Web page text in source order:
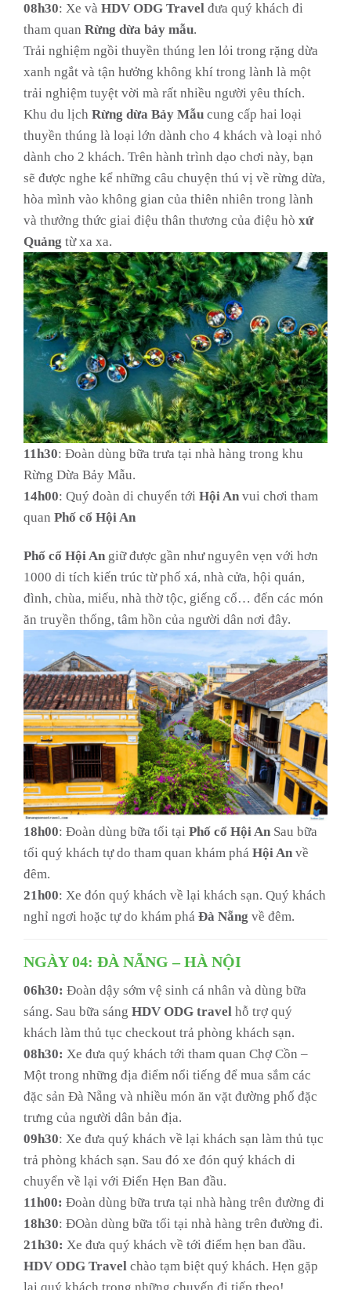
08h30: Xe và HDV ODG Travel đưa quý khách đi
tham quan Rừng dừa bảy mẫu.
Trải nghiệm ngồi thuyền thúng len lỏi trong rặng dừa
xanh ngắt và tận hưởng không khí trong lành là một
trải nghiệm tuyệt vời mà rất nhiều người yêu thích.
Khu du lịch Rừng dừa Bảy Mẫu cung cấp hai loại
thuyền thúng là loại lớn dành cho 4 khách và loại nhỏ
dành cho 2 khách. Trên hành trình dạo chơi này, bạn
sẽ được nghe kể những câu chuyện thú vị về rừng dừa,
hòa mình vào không gian của thiên nhiên trong lành
và thưởng thức giai điệu thân thương của điệu hò xứ
Quảng từ xa xa.
11h30: Đoàn dùng bữa trưa tại nhà hàng trong khu
Rừng Dừa Bảy Mẫu.
14h00: Quý đoàn di chuyển tới Hội An vui chơi tham
quan Phố cổ Hội An
Phố cổ Hội An giữ được gần như nguyên vẹn với hơn
1000 di tích kiến trúc từ phố xá, nhà cửa, hội quán,
đình, chùa, miếu, nhà thờ tộc, giếng cổ… đến các món
ăn truyền thống, tâm hồn của người dân nơi đây.
18h00: Đoàn dùng bữa tối tại Phố cổ Hội An Sau bữa
tối quý khách tự do tham quan khám phá Hội An về
đêm.
21h00: Xe đón quý khách về lại khách sạn. Quý khách
nghỉ ngơi hoặc tự do khám phá Đà Nẵng về đêm.
NGÀY 04: ĐÀ NẴNG – HÀ NỘI
06h30: Đoàn dậy sớm vệ sinh cá nhân và dùng bữa
sáng. Sau bữa sáng HDV ODG travel hỗ trợ quý
khách làm thủ tục checkout trả phòng khách sạn.
08h30: Xe đưa quý khách tới tham quan Chợ Cồn –
Một trong những địa điểm nổi tiếng để mua sắm các
đặc sản Đà Nẵng và nhiều món ăn vặt đường phố đặc
trưng của người dân bản địa.
09h30: Xe đưa quý khách về lại khách sạn làm thủ tục
trả phòng khách sạn. Sau đó xe đón quý khách di
chuyển về lại với Điển Hẹn Ban đầu.
11h00: Đoàn dùng bữa trưa tại nhà hàng trên đường đi
18h30: ĐOàn dùng bữa tối tại nhà hàng trên đường đi.
21h30: Xe đưa quý khách về tới điểm hẹn ban đầu.
HDV ODG Travel chào tạm biệt quý khách. Hẹn gặp